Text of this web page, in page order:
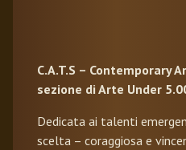
C.A.T.S – Contemporary
sezione di Arte Under
Dedicata ai talenti
scelta – coraggiosa e